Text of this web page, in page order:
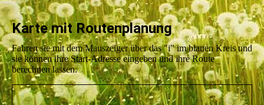
Karte mit Routenplanung
Fahren sie mit dem Mauszeiger über das "i" im blauen Kreis und
sie können ihre Start-Adresse eingeben und ihre Route
berechnen lassen.